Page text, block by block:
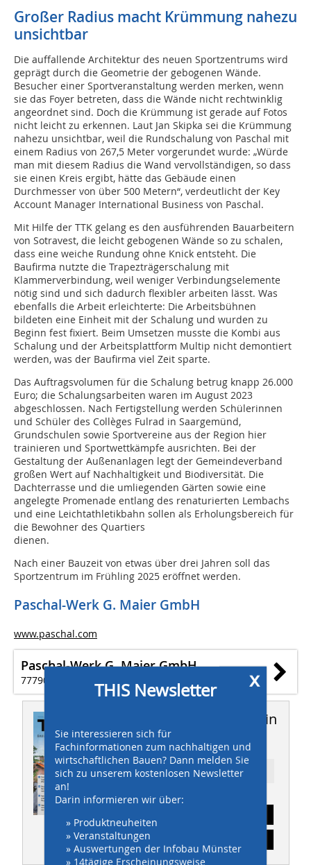
Großer Radius macht Krümmung nahezu
unsichtbar
Die auffallende Architektur des neuen Sportzentrums wird
geprägt durch die Geometrie der gebogenen Wände.
Besucher einer Sportveranstaltung werden merken, wenn
sie das Foyer betreten, dass die Wände nicht rechtwinklig
angeordnet sind. Doch die Krümmung ist gerade auf Fotos
nicht leicht zu erkennen. Laut Jan Skipka sei die Krümmung
nahezu unsichtbar, weil die Rundschalung von Paschal mit
einem Radius von 267,5 Meter vorgerundet wurde: „Würde
man mit diesem Radius die Wand vervollständigen, so dass
sie einen Kreis ergibt, hätte das Gebäude einen
Durchmesser von über 500 Metern“, verdeutlicht der Key
Account Manager International Business von Paschal.
Mit Hilfe der TTK gelang es den ausführenden Bauarbeitern
von Sotravest, die leicht gebogenen Wände so zu schalen,
dass eine weiche Rundung ohne Knick entsteht. Die
Baufirma nutzte die Trapezträgerschalung mit
Klammerverbindung, weil weniger Verbindungselemente
nötig sind und sich dadurch flexibler arbeiten lässt. Was
ebenfalls die Arbeit erleichterte: Die Arbeitsbühnen
bildeten eine Einheit mit der Schalung und wurden zu
Beginn fest fixiert. Beim Umsetzen musste die Kombi aus
Schalung und der Arbeitsplattform Multip nicht demontiert
werden, was der Baufirma viel Zeit sparte.
Das Auftragsvolumen für die Schalung betrug knapp 26.000
Euro; die Schalungsarbeiten waren im August 2023
abgeschlossen. Nach Fertigstellung werden Schülerinnen
und Schüler des Collèges Fulrad in Saargemünd,
Grundschulen sowie Sportvereine aus der Region hier
trainieren und Sportwettkämpfe ausrichten. Bei der
Gestaltung der Außenanlagen legt der Gemeindeverband
großen Wert auf Nachhaltigkeit und Biodiversität. Die
Dachterrasse und die umliegenden Gärten sowie eine
angelegte Promenade entlang des renaturierten Lembachs
und eine Leichtathletikbahn sollen als Erholungsbereich für
die Bewohner des Quartiers
dienen.
Nach einer Bauzeit von etwas über drei Jahren soll das
Sportzentrum im Frühling 2025 eröffnet werden.
Paschal-Werk G. Maier GmbH
www.paschal.com
Paschal-Werk G. Maier GmbH
77790 Steinach
Dieser Artikel erschien in
THIS 8/2024
Ressort: INGENIEURBAU
x
THIS Newsletter
Sie interessieren sich für
Fachinformationen zum nachhaltigen und
wirtschaftlichen Bauen? Dann melden Sie
sich zu unserem kostenlosen Newsletter
an!
Darin informieren wir über:
» Produktneuheiten
» Veranstaltungen
» Auswertungen der Infobau Münster
» 14tägige Erscheinungsweise